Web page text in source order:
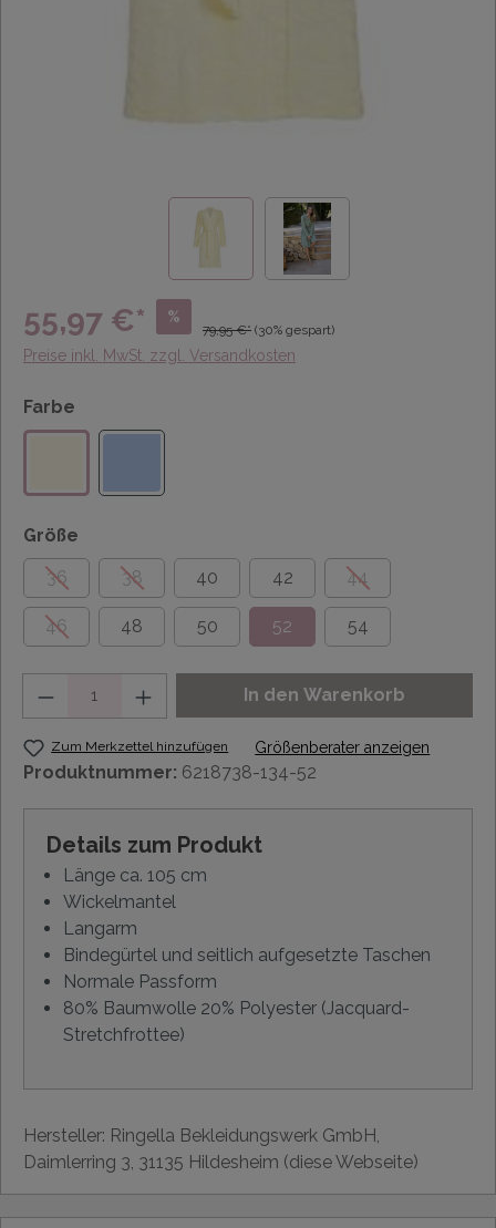
55,97 €* %
79,95 €* (30% gespart)
Preise inkl. MwSt. zzgl. Versandkosten
Farbe
Größe
36
38 40 42 44
46 48 50 52 54
In den Warenkorb
Zum Merkzettel hinzufügen Größenberater anzeigen
Produktnummer: 6218738-134-52
Details zum Produkt
Länge ca. 105 cm
Wickelmantel
Langarm
Bindegürtel und seitlich aufgesetzte Taschen
Normale Passform
80% Baumwolle 20% Polyester (Jacquard-
Stretchfrottee)
Hersteller: Ringella Bekleidungswerk GmbH,
Daimlerring 3, 31135 Hildesheim (diese Webseite)